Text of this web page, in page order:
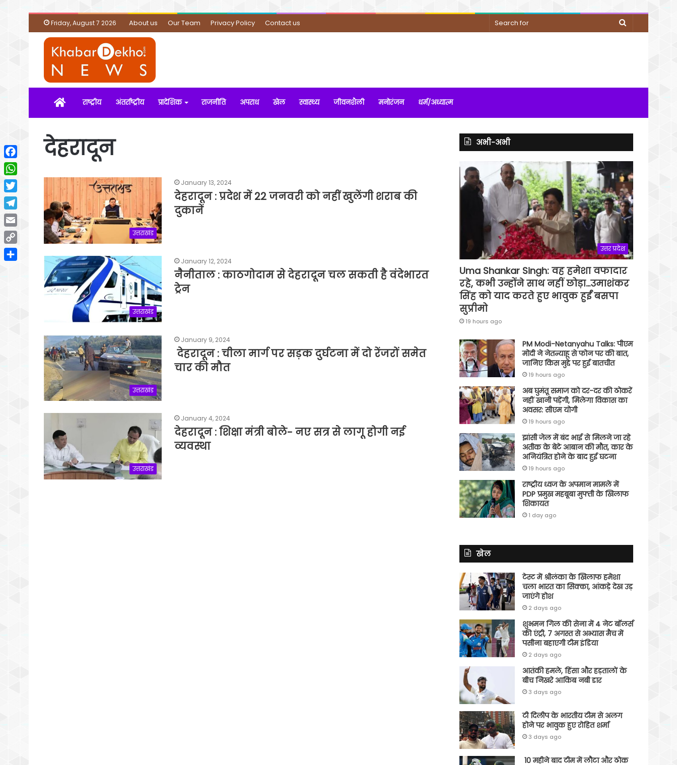
Friday, August 7 2026 About us Our Team Privacy Policy Contact us
Search
Homeराष्ट्रीय अंतर्राष्ट्रीय प्रादेशिक राजनीति अपराध खेल स्वास्थ्य जीवनशैली मनोरंजन धर्म/अध्यात्म
देहरादून
उत्तराखंड
January 13, 2024
देहरादून : प्रदेश में 22 जनवरी को नहीं खुलेंगी शराब की
दुकानें
उत्तराखंड
January 12, 2024
नैनीताल : काठगोदाम से देहरादून चल सकती है वंदेभारत
ट्रेन
उत्तराखंड
January 9, 2024
देहरादून : चीला मार्ग पर सड़क दुर्घटना में दो रेंजरों समेत
चार की मौत
उत्तराखंड
January 4, 2024
देहरादून : शिक्षा मंत्री बोले- नए सत्र से लागू होगी नई
व्यवस्था
अभी-अभी
उत्तर प्रदेश
Uma Shankar Singh: वह हमेशा वफादार
रहे, कभी उन्होंने साथ नहीं छोड़ा…उमाशंकर
सिंह को याद करते हुए भावुक हुईं बसपा
सुप्रीमो
19 hours ago
PM Modi-Netanyahu Talks: पीएम
मोदी ने नेतन्याहू से फोन पर की बात,
जानिए किस मुद्दे पर हुई बातचीत
19 hours ago
अब घुमंतू समाज को दर-दर की ठोकरें
नहीं खानी पड़ेंगी, मिलेगा विकास का
अवसर: सीएम योगी
19 hours ago
झांसी जेल में बंद भाई से मिलने जा रहे
अतीक के बेटे आबान की मौत, कार के
अनियंत्रित होने के बाद हुई घटना
19 hours ago
राष्ट्रीय ध्वज के अपमान मामले में
PDP प्रमुख महबूबा मुफ्ती के खिलाफ
शिकायत
1 day ago
खेल
टेस्ट में श्रीलंका के खिलाफ हमेशा
चला भारत का सिक्का, आंकड़े देख उड़
जाएंगे होश
2 days ago
शुभमन गिल की सेना में 4 नेट बॉलर्स
की एंट्री, 7 अगस्त से अभ्यास मैच में
पसीना बहाएगी टीम इंडिया
2 days ago
आतंकी हमले, हिंसा और हड़तालों के
बीच निखरे आकिब नबी डार
3 days ago
टी दिलीप के भारतीय टीम से अलग
होने पर भावुक हुए रोहित शर्मा
3 days ago
10 महीने बाद टीम में लौटा और ठोक
Facebook
WhatsApp
Twitter
Telegram
Email
Copy
Link